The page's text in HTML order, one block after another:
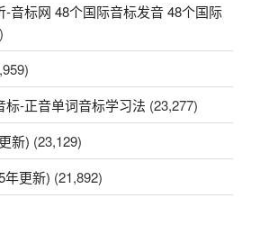
-音标网 48个国际音标发音 48个国际
标-正音单词音标学习法 (23,277)
新) (23,129)
年更新) (21,892)